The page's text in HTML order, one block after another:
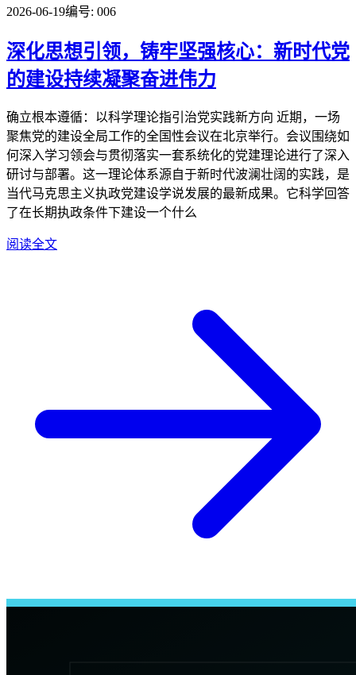
2026-06-19编号: 006
深化思想引领，铸牢坚强核心：新时代党
的建设持续凝聚奋进伟力
确立根本遵循：以科学理论指引治党实践新方向 近期，一场
聚焦党的建设全局工作的全国性会议在北京举行。会议围绕如
何深入学习领会与贯彻落实一套系统化的党建理论进行了深入
研讨与部署。这一理论体系源自于新时代波澜壮阔的实践，是
当代马克思主义执政党建设学说发展的最新成果。它科学回答
了在长期执政条件下建设一个什么
阅读全文